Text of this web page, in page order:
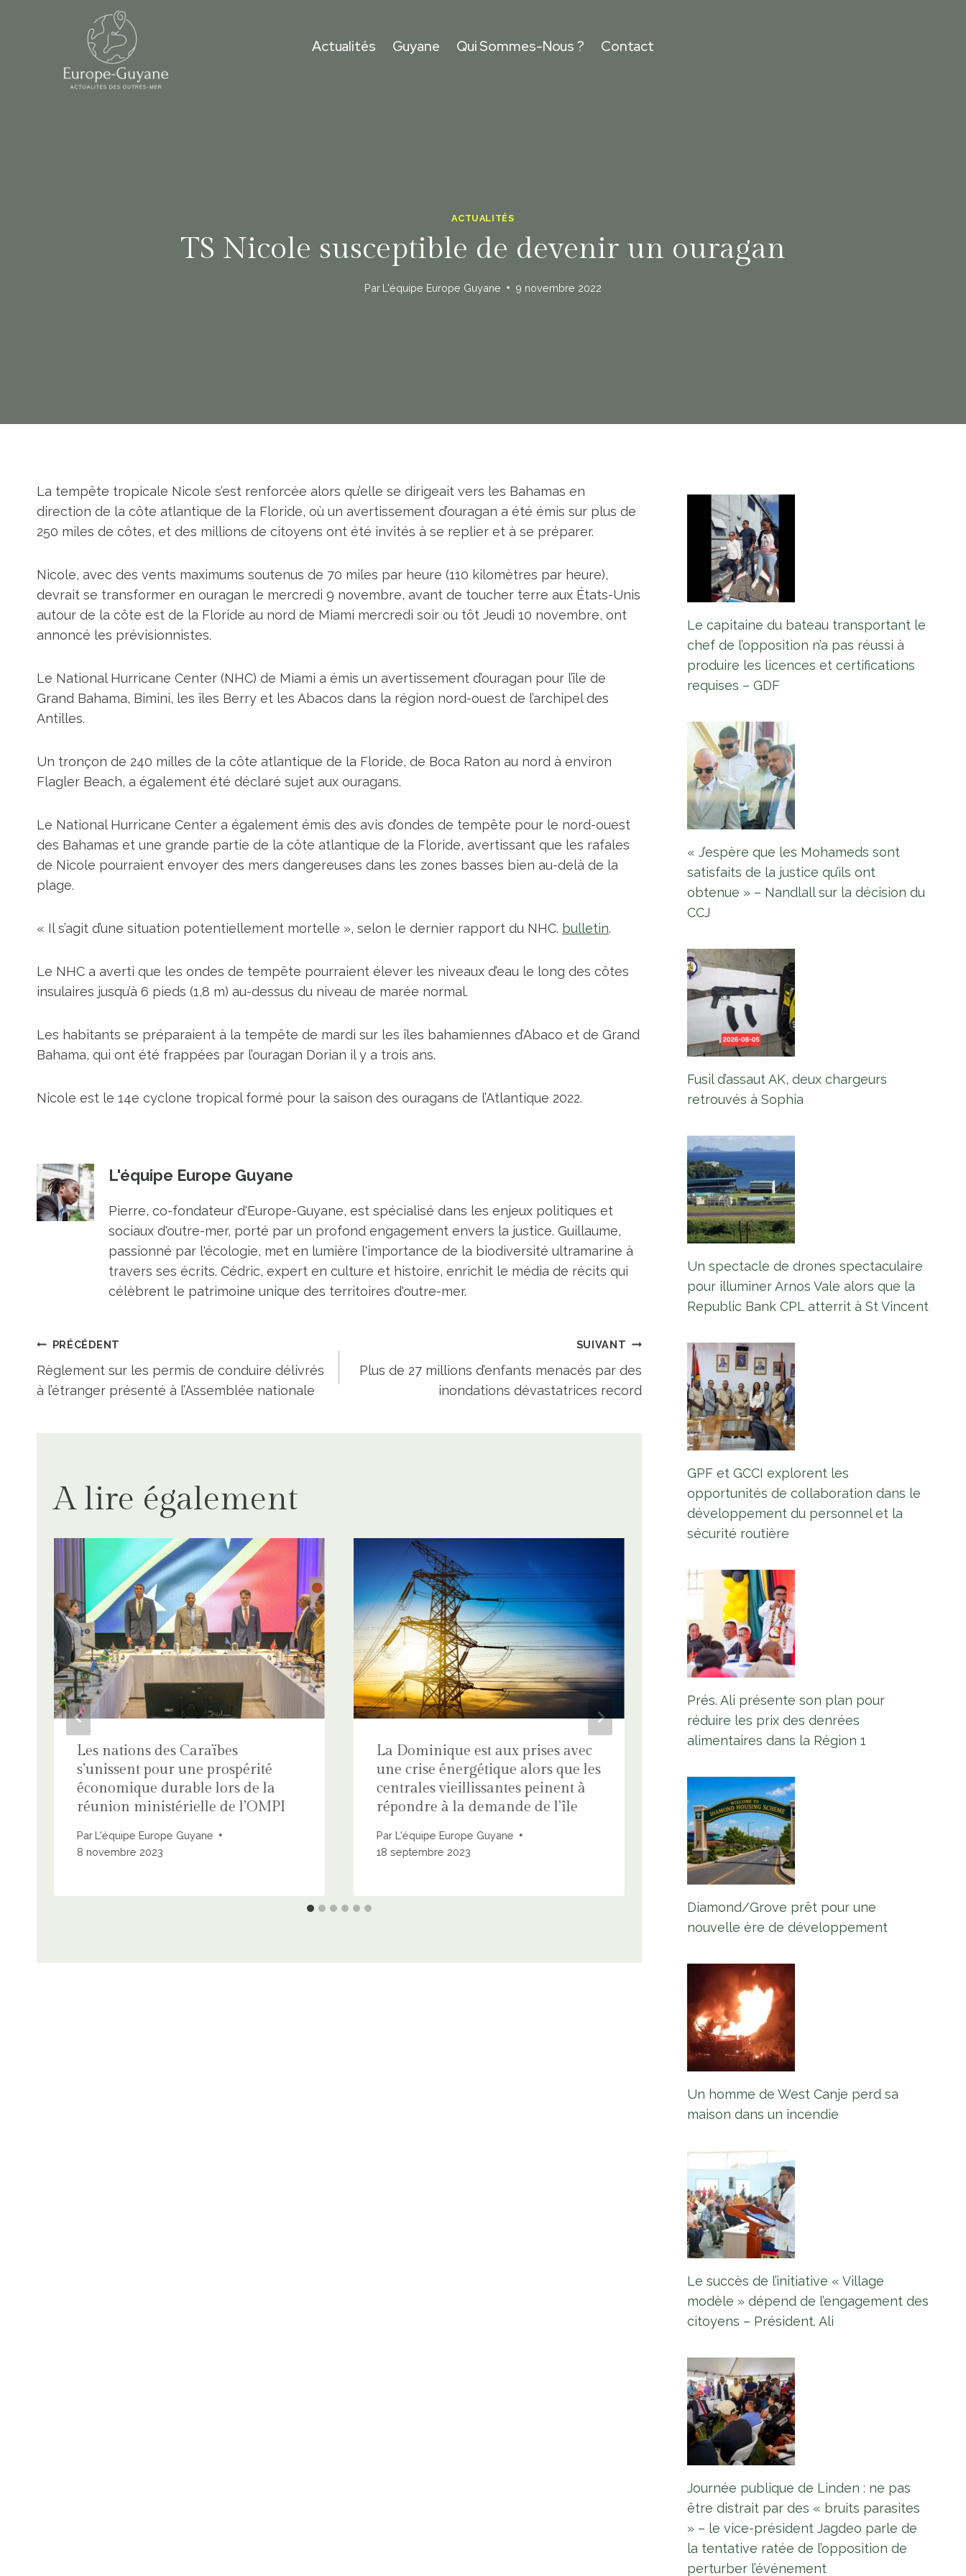
Actualités Guyane Qui Sommes-Nous ? Contact
ACTUALITÉS
TS Nicole susceptible de devenir un ouragan
Par L'équipe Europe Guyane 9 novembre 2022
La tempête tropicale Nicole s’est renforcée alors qu’elle se dirigeait vers les Bahamas en
direction de la côte atlantique de la Floride, où un avertissement d’ouragan a été émis sur plus de
250 miles de côtes, et des millions de citoyens ont été invités à se replier et à se préparer.
Nicole, avec des vents maximums soutenus de 70 miles par heure (110 kilomètres par heure),
devrait se transformer en ouragan le mercredi 9 novembre, avant de toucher terre aux États-Unis
autour de la côte est de la Floride au nord de Miami mercredi soir ou tôt Jeudi 10 novembre, ont
annoncé les prévisionnistes.
Le National Hurricane Center (NHC) de Miami a émis un avertissement d’ouragan pour l’île de
Grand Bahama, Bimini, les îles Berry et les Abacos dans la région nord-ouest de l’archipel des
Antilles.
Un tronçon de 240 milles de la côte atlantique de la Floride, de Boca Raton au nord à environ
Flagler Beach, a également été déclaré sujet aux ouragans.
Le National Hurricane Center a également émis des avis d’ondes de tempête pour le nord-ouest
des Bahamas et une grande partie de la côte atlantique de la Floride, avertissant que les rafales
de Nicole pourraient envoyer des mers dangereuses dans les zones basses bien au-delà de la
plage.
« Il s’agit d’une situation potentiellement mortelle », selon le dernier rapport du NHC. bulletin.
Le NHC a averti que les ondes de tempête pourraient élever les niveaux d’eau le long des côtes
insulaires jusqu’à 6 pieds (1,8 m) au-dessus du niveau de marée normal.
Les habitants se préparaient à la tempête de mardi sur les îles bahamiennes d’Abaco et de Grand
Bahama, qui ont été frappées par l’ouragan Dorian il y a trois ans.
Nicole est le 14e cyclone tropical formé pour la saison des ouragans de l’Atlantique 2022.
L'équipe Europe Guyane
Pierre, co-fondateur d'Europe-Guyane, est spécialisé dans les enjeux politiques et
sociaux d'outre-mer, porté par un profond engagement envers la justice. Guillaume,
passionné par l'écologie, met en lumière l'importance de la biodiversité ultramarine à
travers ses écrits. Cédric, expert en culture et histoire, enrichit le média de récits qui
célèbrent le patrimoine unique des territoires d'outre-mer.
Navigation
de
PRÉCÉDENT
Règlement sur les permis de conduire délivrés
à l’étranger présenté à l’Assemblée nationale
SUIVANT
Plus de 27 millions d’enfants menacés par des
inondations dévastatrices record
A lire également
Les nations des Caraïbes
s’unissent pour une prospérité
économique durable lors de la
réunion ministérielle de l’OMPI
ParL'équipe Europe Guyane
8 novembre 2023
La Dominique est aux prises avec
une crise énergétique alors que les
centrales vieillissantes peinent à
répondre à la demande de l’île
Par L'équipe Europe Guyane
18 septembre 2023
Anguilla promet une aide à la
les-Grenadines
ParL'équipe Europe Guyane
Le capitaine du bateau transportant le
chef de l’opposition n’a pas réussi à
produire les licences et certifications
requises – GDF
« J’espère que les Mohameds sont
satisfaits de la justice qu’ils ont
obtenue » – Nandlall sur la décision du
CCJ
Fusil d’assaut AK, deux chargeurs
retrouvés à Sophia
Un spectacle de drones spectaculaire
pour illuminer Arnos Vale alors que la
Republic Bank CPL atterrit à St Vincent
GPF et GCCI explorent les
opportunités de collaboration dans le
développement du personnel et la
sécurité routière
Prés. Ali présente son plan pour
réduire les prix des denrées
alimentaires dans la Région 1
Diamond/Grove prêt pour une
nouvelle ère de développement
Un homme de West Canje perd sa
maison dans un incendie
Le succès de l’initiative « Village
modèle » dépend de l’engagement des
citoyens – Président. Ali
Journée publique de Linden : ne pas
être distrait par des « bruits parasites
» – le vice-président Jagdeo parle de
la tentative ratée de l’opposition de
perturber l’événement